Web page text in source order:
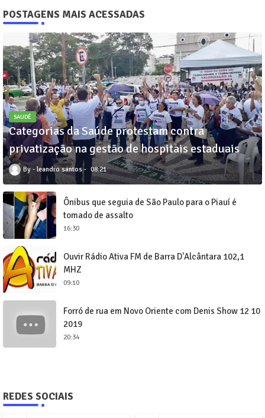
POSTAGENS MAIS ACESSADAS
SAUDÊ
Categorias da Saúde protestam contra
privatização na gestão de hospitais estaduais
leandro santos 08:21
Ônibus que seguia de São Paulo para o Piauí é
tomado de assalto
16:30
Ouvir Rádio Ativa FM de Barra D'Alcântara 102,1
MHZ
09:10
Forró de rua em Novo Oriente com Denis Show 12 10
2019
20:34
REDES SOCIAIS